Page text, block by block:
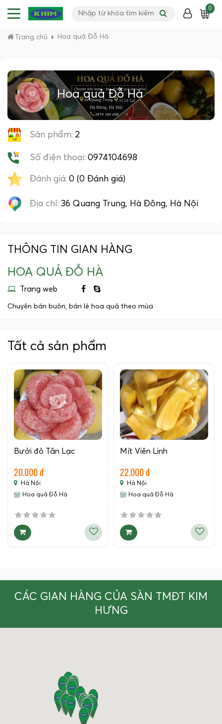
0
Trang chủ Hoa quả Đỗ Hà
Hoa quả Đỗ Hà
Sản phẩm: 2
Số điện thoại: 0974104698
Đánh giá: 0 (0 Đánh giá)
Địa chỉ: 36 Quang Trung, Hà Đông, Hà Nội
THÔNG TIN GIAN HÀNG
HOA QUẢ ĐỖ HÀ
Trang web
Chuyên bán buôn, bán lẻ hoa quả theo mùa
Tất cả sản phẩm
Bưởi đỏ Tân Lạc
20.000 đ
Hà Nội
Hoa quả Đỗ Hà
Mít Viên Linh
22.000 đ
Hà Nội
Hoa quả Đỗ Hà
CÁC GIAN HÀNG CỦA SÀN TMĐT KIM
HƯNG